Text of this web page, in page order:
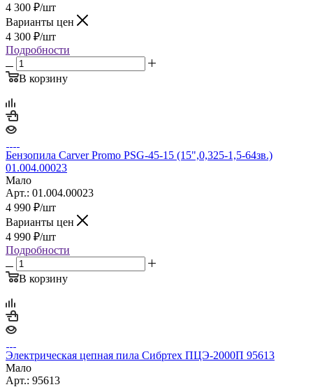
4 300 ₽/шт
Варианты цен
4 300 ₽/шт
Подробности
В корзину
Бензопила Carver Promo PSG-45-15 (15",0,325-1,5-64зв.)
01.004.00023
Мало
Арт.: 01.004.00023
4 990 ₽/шт
Варианты цен
4 990 ₽/шт
Подробности
В корзину
Электрическая цепная пила Сибртех ПЦЭ-2000П 95613
Мало
Арт.: 95613